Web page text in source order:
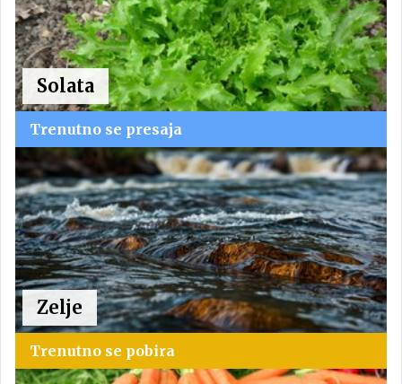
Solata
Trenutno se presaja
Zelje
Trenutno se pobira